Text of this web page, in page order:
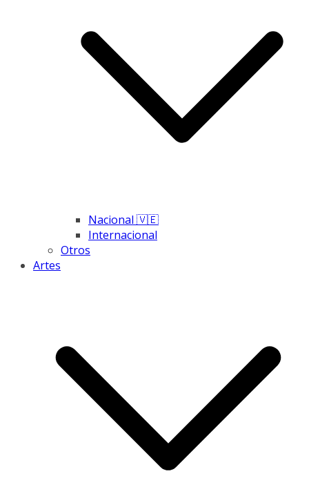
Nacional 🇻🇪
Internacional
Otros
Artes